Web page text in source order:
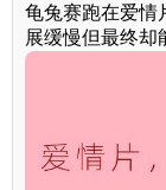
龟兔赛跑在爱情
展缓慢但最终却